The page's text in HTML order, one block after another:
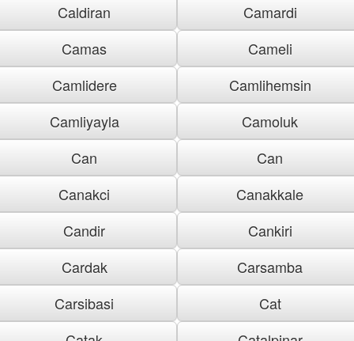
Caldiran
Camardi
Camas
Cameli
Camlidere
Camlihemsin
Camliyayla
Camoluk
Can
Can
Canakci
Canakkale
Candir
Cankiri
Cardak
Carsamba
Carsibasi
Cat